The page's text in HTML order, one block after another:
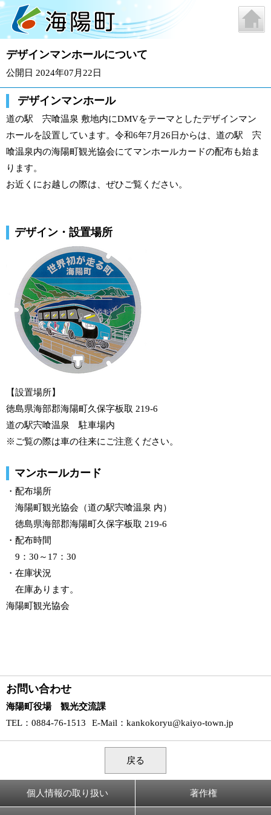
デザインマンホールについて
公開日 2024年07月22日
デザインマンホール
道の駅 宍喰温泉 敷地内にDMVをテーマとしたデザインマン
ホールを設置しています。令和6年7月26日からは、道の駅 宍
喰温泉内の海陽町観光協会にてマンホールカードの配布も始ま
ります。
お近くにお越しの際は、ぜひご覧ください。
デザイン・設置場所
【設置場所】
徳島県海部郡海陽町久保字板取 219-6
道の駅宍喰温泉 駐車場内
※ご覧の際は車の往来にご注意ください。
マンホールカード
・配布場所
海陽町観光協会（道の駅宍喰温泉 内）
徳島県海部郡海陽町久保字板取 219-6
・配布時間
9：30～17：30
・在庫状況
在庫あります。
海陽町観光協会
お問い合わせ
海陽町役場 観光交流課
TEL ：0884-76-1513 E-Mail ： kankokoryu@kaiyo-town.jp
戻る
個人情報の取り扱い 著作権